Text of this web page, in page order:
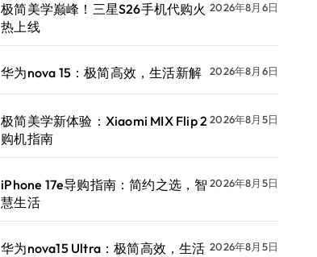
极简美学巅峰！三星S26手机代购火
热上线
2026年8月6日
华为nova 15：极简高效，生活新解 2026年8月6日
极简美学新体验：Xiaomi MIX Flip 2
购机指南
2026年8月5日
iPhone 17e导购指南：简约之选，智
慧生活
2026年8月5日
华为nova15 Ultra：极简高效，生活 2026年8月5日